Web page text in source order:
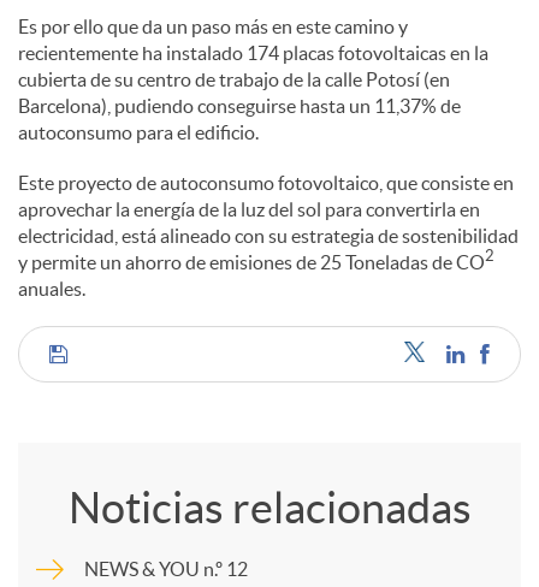
Es por ello que da un paso más en este camino y
recientemente ha instalado 174 placas fotovoltaicas en la
cubierta de su centro de trabajo de la calle Potosí (en
Barcelona), pudiendo conseguirse hasta un 11,37% de
autoconsumo para el edificio.
Este proyecto de autoconsumo fotovoltaico, que consiste en
aprovechar la energía de la luz del sol para convertirla en
electricidad, está alineado con su estrategia de sostenibilidad
y permite un ahorro de emisiones de 25 Toneladas de CO2
anuales.
C
Noticias relacionadas
NEWS & YOU n.º 12